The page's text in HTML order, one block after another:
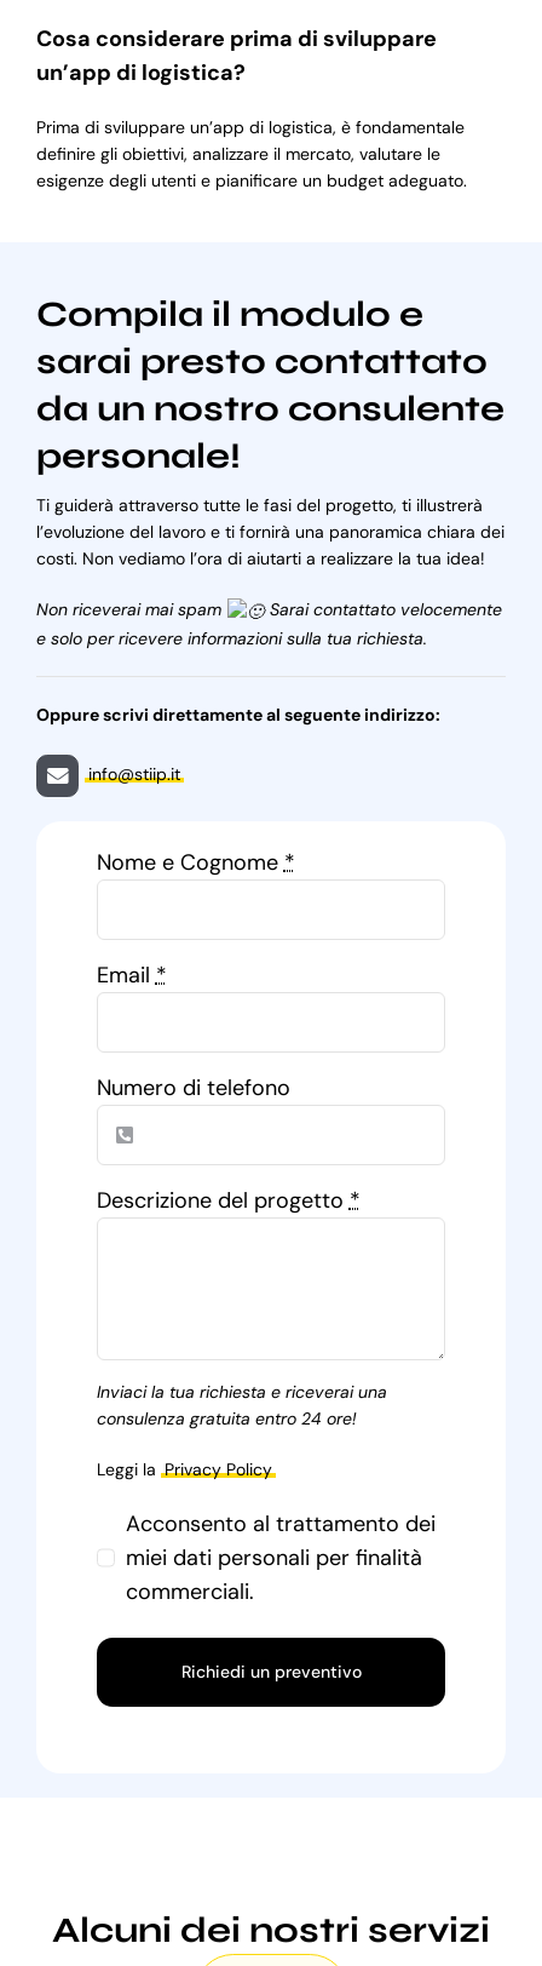
Cosa considerare prima di sviluppare
un’app di logistica?
Prima di sviluppare un’app di logistica, è fondamentale
definire gli obiettivi, analizzare il mercato, valutare le
esigenze degli utenti e pianificare un budget adeguato.
Compila il modulo e
sarai presto contattato
da un nostro consulente
personale!
Ti guiderà attraverso tutte le fasi del progetto, ti illustrerà
l’evoluzione del lavoro e ti fornirà una panoramica chiara dei
costi. Non vediamo l’ora di aiutarti a realizzare la tua idea!
Non riceverai mai spam
Sarai contattato velocemente
e solo per ricevere informazioni sulla tua richiesta.
Oppure scrivi direttamente al seguente indirizzo:
info@stiip.it
Nome e Cognome*
Email*
Numero di telefono
Descrizione del progetto*
Inviaci la tua richiesta e riceverai una
consulenza gratuita entro 24 ore!
Leggi la Privacy Policy
Acconsento al trattamento dei
miei dati personali per finalità
commerciali.
Richiedi un preventivo
Alcuni dei nostri servizi